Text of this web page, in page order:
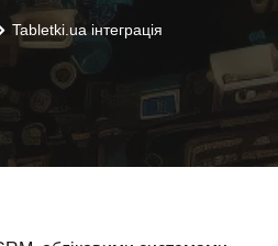
Tabletki.ua інтеграція